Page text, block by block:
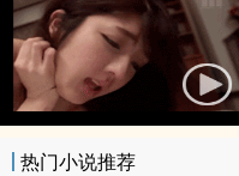
热门小说推荐